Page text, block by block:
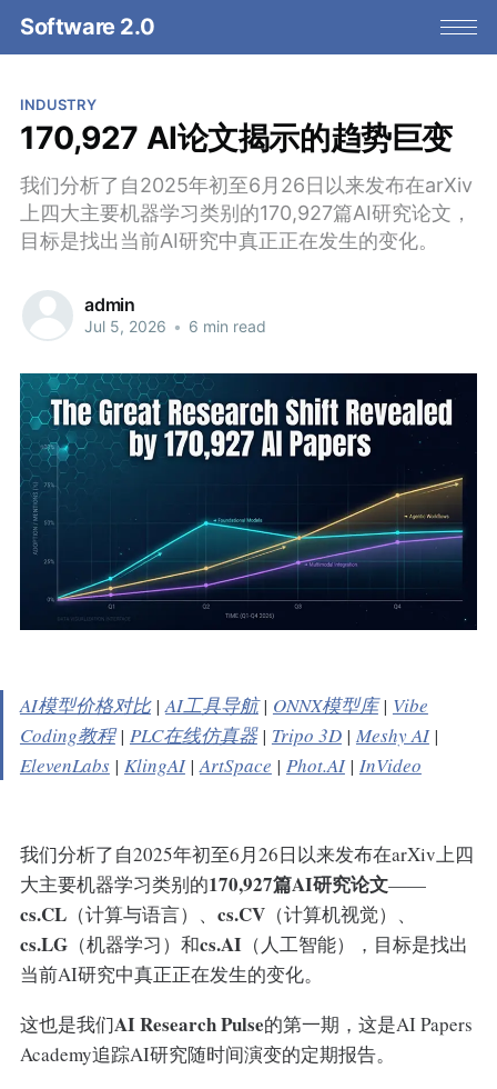
Software 2.0
INDUSTRY
170,927 AI论文揭示的趋势巨变
我们分析了自2025年初至6月26日以来发布在arXiv
上四大主要机器学习类别的170,927篇AI研究论文，
目标是找出当前AI研究中真正正在发生的变化。
admin
Jul 5, 2026 • 6 min read
AI模型价格对比|AI工具导航| ONNX模型库| Vibe
Coding教程| PLC在线仿真器| Tripo 3D| Meshy AI|
ElevenLabs| KlingAI|ArtSpace | Phot.AI| InVideo
我们分析了自2025年初至6月26日以来发布在arXiv上四
大主要机器学习类别的170,927篇AI研究论文——
cs.CL（计算与语言）、 cs.CV（计算机视觉）、
cs.LG（机器学习）和cs.AI（人工智能），目标是找出
当前AI研究中真正正在发生的变化。
这也是我们AI Research Pulse的第一期，这是AI Papers
Academy追踪AI研究随时间演变的定期报告。